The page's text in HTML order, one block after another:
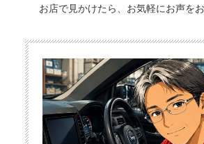
お店で見かけたら、お気軽にお声を